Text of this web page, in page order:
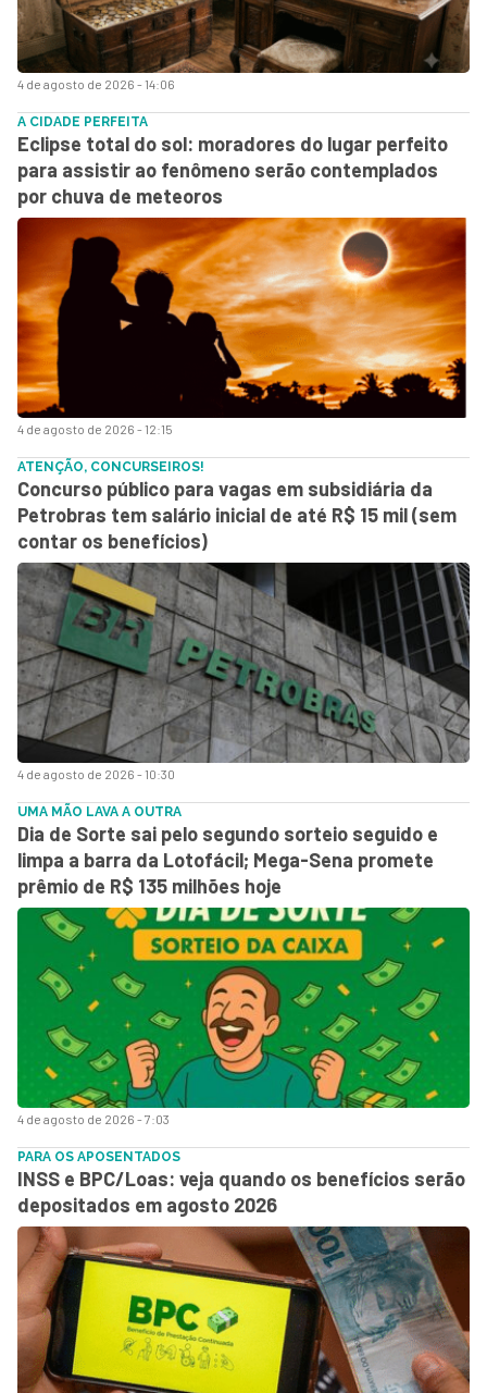
4 de agosto de 2026 - 14:06
4 de agosto de 2026 - 12:15
A CIDADE PERFEITA
Eclipse total do sol: moradores do lugar perfeito
para assistir ao fenômeno serão contemplados
por chuva de meteoros
4 de agosto de 2026 - 10:30
ATENÇÃO, CONCURSEIROS!
Concurso público para vagas em subsidiária da
Petrobras tem salário inicial de até R$ 15 mil (sem
contar os benefícios)
4 de agosto de 2026 - 7:03
UMA MÃO LAVA A OUTRA
Dia de Sorte sai pelo segundo sorteio seguido e
limpa a barra da Lotofácil; Mega-Sena promete
prêmio de R$ 135 milhões hoje
PARA OS APOSENTADOS
INSS e BPC/Loas: veja quando os benefícios serão
depositados em agosto 2026